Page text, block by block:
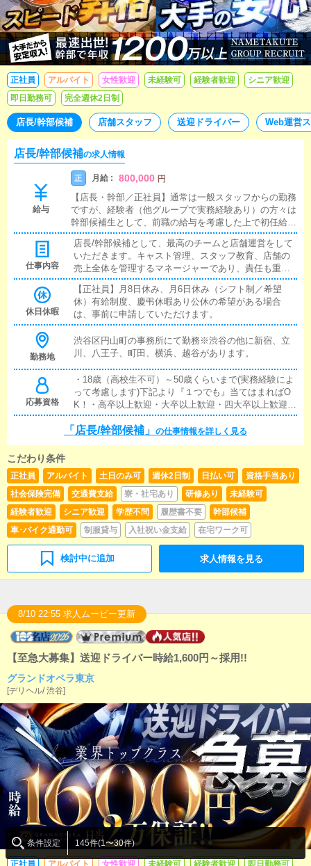
子・町田・横浜・越谷から選べます♪
正社員 アルバイト 女性歓迎 未経験可 経験者歓迎
シニア歓迎
即日勤務可
完全週休2日制
店長/幹部候補 店舗スタッフ 送迎ドライバー Web運営
店長/幹部候補の求人情報
給与
正 月給 : 800,000 円
【店長・幹部／正社員】通常は一般スタッフからの勤務
ですが、経験者（他グループで実務経験あり）の方々は
幹部候補生として、前職の給与を考慮した上で初任給を
決めていきます。平均年収1200万円以上（試用期間有
り）基本給+店舗売上の歩合+役職手当があります。ボ
ーナス支給あり例）入社５ヶ月 一般スタッフ 年収64
0万入社２年 総合職 年収1200万入社３年 幹部 年
収1500万明確な評価軸に基づき、昇格、昇給あり
仕事内容
店長/幹部候補として、最高のチームと店舗運営をして
いただきます。キャスト管理、スタッフ教育、店舗の
売上全体を管理するマネージャーであり、責任も重大
なポジションです。■店舗業務まずは、『店舗スタッ
フ』として接客・受付業務・ウェブマーケティングを
行っていただきます。慣れてきたら『キャストの管
理』『経営に関わる業務』をしていきます。早い方だ
す。■対面接客・受付業務お客様からのお問合せに対し
て案内を行います。予約の確認、会計作業、注意事項
の喚起などが主な業務です。先輩スタッフに付いて業
務内容を見ながら徐々に覚えます。業界未経験の方で
も安心して働けます。■企画の立案イベントやクーポン
など、様々な企画を提案します。【新規お客様の増
加】【お客様のリピート向上】【キャスト入店数の増
加】など、売上UPに繋がる施策の提案を行っていただ
きます。■キャスト管理お店で働くキャストが稼げるよ
い方などのアドバイスを行います。■PC更新業務ヘブ
ンネットなど、ポータルサイト等の店舗情報更新作業
を行います。キャストの出勤情報やイベント、求人ブ
ログの作成となります。■清掃・備品管理快適にお過ご
しいただくため、店内の清掃や備品の管理・補充を行
っていただきます。まずは店舗スタッフとして、ステ
ップアップを考えています！その後適切な評価のもと
昇格し、現場の管理職としての立場になって頂きま
す！たくさんの部下を持つことになりますので、責任
感の芽生えと共にやりがいも増すことでしょう！！
休日休暇
【正社員】月8日休み、月6日休み（シフト制／希望
休）有給制度、慶弔休暇あり公休の希望がある場合
は、事前に申請していただけます。
勤務地
渋谷区円山町の事務所にて勤務※渋谷の他に新宿、立
川、八王子、町田、横浜、越谷があります。
応募資格
・18歳（高校生不可）～50歳くらいまで(実務経験によ
って考慮します)下記より『１つでも』当てはまればO
K！・高卒以上歓迎・大卒以上歓迎・四大卒以上歓迎・
運転免許をお持ちの方◎未経験でもOK！優遇して選考
します・接客業、販売業、営業職の経験が２年以上あ
「店長/幹部候補」 の仕事情報を詳しく見る
こだわり条件
正社員 アルバイト 土日のみ可 週休2日制 日払い可
資格手当あり
社会保険完備
交通費支給 寮・社宅あり 研修あり
未経験可
経験者歓迎
シニア歓迎 学歴不問 履歴書不要
幹部候補
車･バイク通勤可
制服貸与 入社祝い金支給 在宅ワーク可
検討中に追加 求人情報を見る
8/10 22:55 求人ムービー更新
【至急大募集】送迎ドライバー時給1,600円～採用!!
グランドオペラ東京
[デリヘル/渋谷]
条件設定 145件(1〜30件)